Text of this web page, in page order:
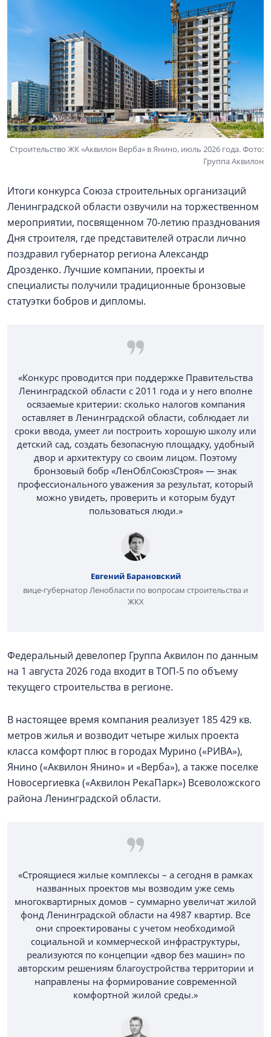
Строительство ЖК «Аквилон Верба» в Янино, июль 2026 года. Фото:
Группа Аквилон
Итоги конкурса Союза строительных организаций
Ленинградской области озвучили на торжественном
мероприятии, посвященном 70-летию празднования
Дня строителя, где представителей отрасли лично
поздравил губернатор региона Александр
Дрозденко. Лучшие компании, проекты и
специалисты получили традиционные бронзовые
статуэтки бобров и дипломы.
«Конкурс проводится при поддержке Правительства
Ленинградской области с 2011 года и у него вполне
осязаемые критерии: сколько налогов компания
оставляет в Ленинградской области, соблюдает ли
сроки ввода, умеет ли построить хорошую школу или
детский сад, создать безопасную площадку, удобный
двор и архитектуру со своим лицом. Поэтому
бронзовый бобр «ЛенОблСоюзСтроя» — знак
профессионального уважения за результат, который
можно увидеть, проверить и которым будут
пользоваться люди.»
Евгений Барановский
вице-губернатор Ленобласти по вопросам строительства и
ЖКХ
Федеральный девелопер Группа Аквилон по данным
на 1 августа 2026 года входит в ТОП-5 по объему
текущего строительства в регионе.
В настоящее время компания реализует 185 429 кв.
метров жилья и возводит четыре жилых проекта
класса комфорт плюс в городах Мурино («РИВА»),
Янино («Аквилон Янино» и «Верба»), а также поселке
Новосергиевка («Аквилон РекаПарк») Всеволожского
района Ленинградской области.
«Строящиеся жилые комплексы – а сегодня в рамках
названных проектов мы возводим уже семь
многоквартирных домов – суммарно увеличат жилой
фонд Ленинградской области на 4987 квартир. Все
они спроектированы с учетом необходимой
социальной и коммерческой инфраструктуры,
реализуются по концепции «двор без машин» по
авторским решениям благоустройства территории и
направлены на формирование современной
комфортной жилой среды.»